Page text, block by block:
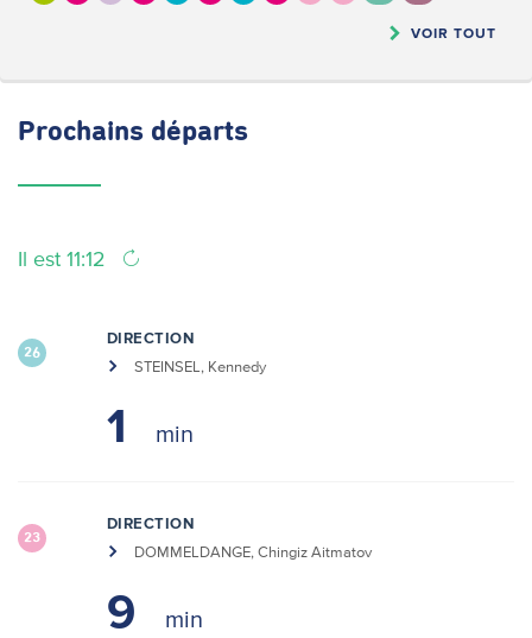
VOIR TOUT
Prochains départs
Il est 11:12
26
DIRECTION
STEINSEL, Kennedy
1
23
DIRECTION
DOMMELDANGE, Chingiz Aitmatov
9